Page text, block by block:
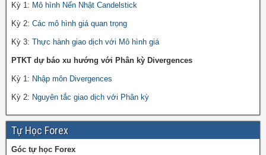
Kỳ 1: Mô hình Nến Nhật Candelstick
Kỳ 2: Các mô hình giá quan trọng
Kỳ 3: Thực hành giao dịch với Mô hình giá
PTKT dự báo xu hướng với Phân kỳ Divergences
Kỳ 1: Nhập môn Divergences
Kỳ 2: Nguyên tắc giao dịch với Phân kỳ
Tự Học Forex
Góc tự học Forex